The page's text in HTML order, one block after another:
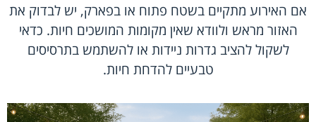
אם האירוע מתקיים בשטח פתוח או בפארק, יש לבדוק את
האזור מראש ולוודא שאין מקומות המושכים חיות. כדאי
לשקול להציב גדרות ניידות או להשתמש בתרסיסים
טבעיים להדחת חיות.